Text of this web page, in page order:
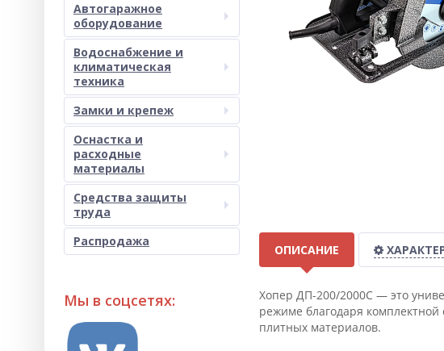
Автогаражное
оборудование
Водоснабжение и
климатическая
техника
Замки и крепеж
Оснастка и
расходные
материалы
Средства защиты
труда
Распродажа
Мы в соцсетях:
ОПИСАНИЕ
Хопер ДП-200/2000С — это
режиме благодаря
плитных материалов.